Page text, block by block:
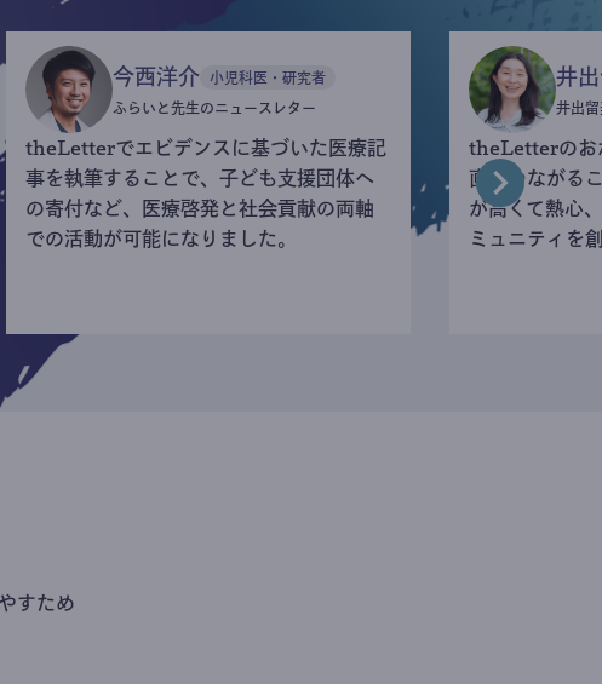
今西洋介 小児科医・研究者
ふらいと先生のニュースレター
theLetterでエビデンスに基づいた医療記
事を執筆することで、子ども支援団体へ
の寄付など、医療啓発と社会貢献の両軸
での活動が可能になりました。
井
井出
theLetterのお
直接つながる
が高くて熱心
ミュニティを
すため